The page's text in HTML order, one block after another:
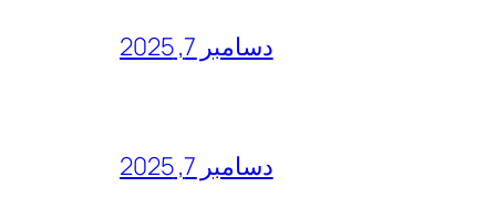
دسامبر 7, 2025
دسامبر 7, 2025